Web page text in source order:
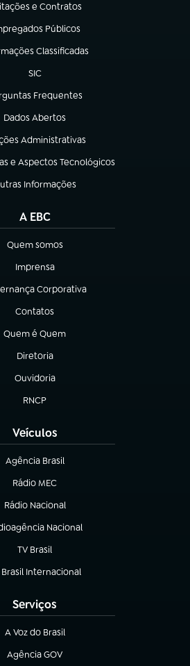
e Contratos
em nova aba)
Públicos
em nova aba)
Classificadas
em nova aba)
SIC
(abre em nova aba)
Frequentes
em nova aba)
Dados Abertos
(abre em nova aba)
Administrativas
em nova aba)
e Aspectos Tecnológicos
aba)
Informações
em nova aba)
A EBC
Quem somos
(abre em nova aba)
Imprensa
(abre em nova aba)
Corporativa
em nova aba)
Contatos
(abre em nova aba)
Quem é Quem
(abre em nova aba)
Diretoria
(abre em nova aba)
Ouvidoria
(abre em nova aba)
RNCP
(abre em nova aba)
Veículos
Agência Brasil
(abre em nova aba)
Rádio MEC
Rádio Nacional
(abre em nova aba)
Nacional
em nova aba)
TV Brasil
(abre em nova aba)
Brasil Internacional
em nova aba)
Serviços
A Voz do Brasil
(abre em nova aba)
Agência GOV
(abre em nova aba)